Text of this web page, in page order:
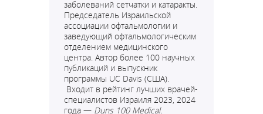
заболеваний сетчатки и катаракты.
Председатель Израильской
ассоциации офтальмологии и
заведующий офтальмологическим
отделением медицинского
центра. Автор более 100 научных
публикаций и выпускник
программы UC Davis (США).
Входит в рейтинг лучших врачей-
специалистов Израиля 2023, 2024
года — Duns 100 Medical.